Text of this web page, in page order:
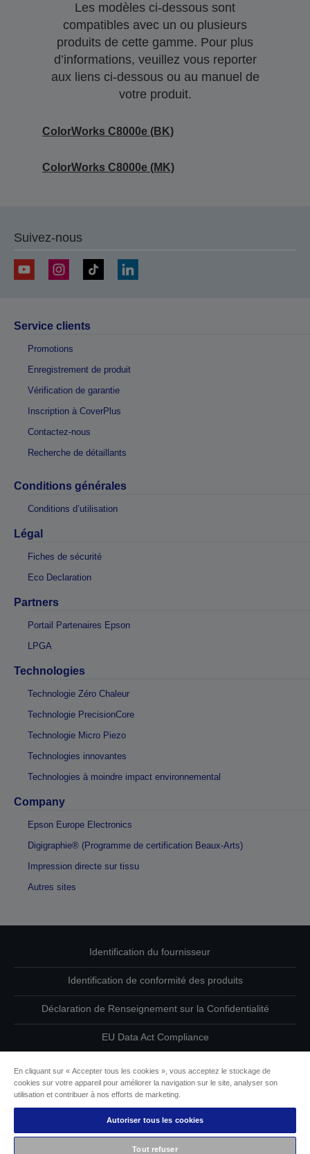
Les modèles ci-dessous sont
compatibles avec un ou plusieurs
produits de cette gamme. Pour plus
d’informations, veuillez vous reporter
aux liens ci-dessous ou au manuel de
votre produit.
ColorWorks C8000e (BK)
ColorWorks C8000e (MK)
Suivez-nous
Service clients
Promotions
Enregistrement de produit
Vérification de garantie
Inscription à CoverPlus
Contactez-nous
Recherche de détaillants
Conditions générales
Conditions d’utilisation
Légal
Fiches de sécurité
Eco Declaration
Partners
Portail Partenaires Epson
LPGA
Technologies
Technologie Zéro Chaleur
Technologie PrecisionCore
Technologie Micro Piezo
Technologies innovantes
Technologies à moindre impact environnemental
Company
Epson Europe Electronics
Digigraphie® (Programme de certification Beaux-Arts)
Impression directe sur tissu
Autres sites
Identification du fournisseur
Identification de conformité des produits
Déclaration de Renseignement sur la Confidentialité
EU Data Act Compliance
Informations sur les cookies
L’engagement d’Epson pour l’accessibilité
En cliquant sur « Accepter tous les cookies », vous acceptez le stockage de
cookies sur votre appareil pour améliorer la navigation sur le site, analyser son
utilisation et contribuer à nos efforts de marketing.
Autoriser tous les cookies
Tout refuser